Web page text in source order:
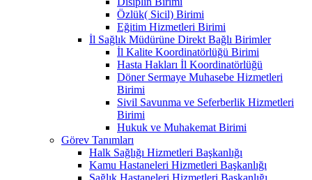
Özlük( Sicil) Birimi
Eğitim Hizmetleri Birimi
İl Sağlık Müdürüne Direkt Bağlı Birimler
İl Kalite Koordinatörlüğü Birimi
Hasta Hakları İl Koordinatörlüğü
Döner Sermaye Muhasebe Hizmetleri
Birimi
Sivil Savunma ve Seferberlik Hizmetleri
Birimi
Hukuk ve Muhakemat Birimi
Görev Tanımları
Halk Sağlığı Hizmetleri Başkanlığı
Kamu Hastaneleri Hizmetleri Başkanlığı
Sağlık Hastaneleri Hizmetleri Başkanlığı